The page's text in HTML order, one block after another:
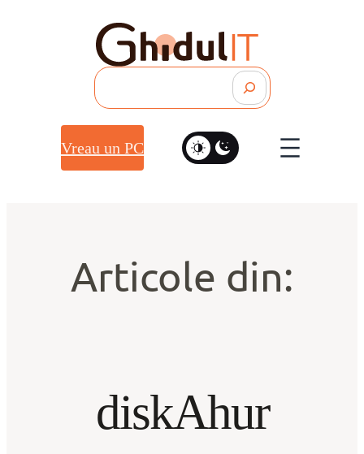
Vreau un PC
Articole din:
diskAhur